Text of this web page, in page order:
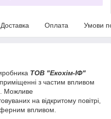
Доставка Оплата Умови
ТОВ "Екохім-ІФ"
з частим впливом
Можливе
на відкритому повітрі,
впливом.